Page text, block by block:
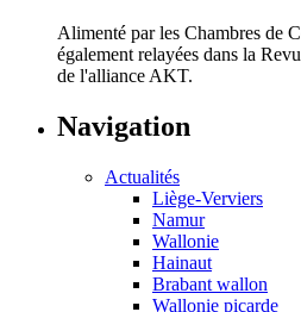
Alimenté par les Chambres de
également relayées dans la
de l'alliance AKT.
Navigation
Actualités
Liège-Verviers
Namur
Wallonie
Hainaut
Brabant wallon
Wallonie picarde